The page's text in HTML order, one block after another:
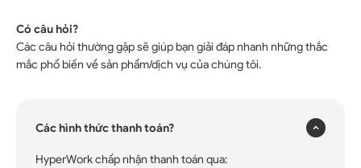
Có câu hỏi?
Các câu hỏi thường gặp sẽ giúp bạn giải đáp nhanh những thắc
mắc phổ biến về sản phẩm/dịch vụ của chúng tôi.
Các hình thức thanh toán?
HyperWork chấp nhận thanh toán qua: